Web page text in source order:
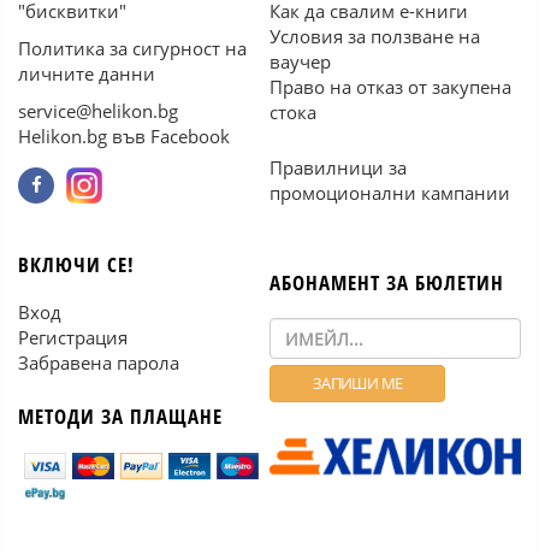
"бисквитки"
Политика за сигурност на
личните данни
service@helikon.bg
Helikon.bg във Facebook
Как да свалим е-книги
Условия за ползване на
ваучер
Право на отказ от закупена
стока
Правилници за
промоционални кампании
ВКЛЮЧИ СЕ!
Вход
Регистрация
Забравена парола
МЕТОДИ ЗА ПЛАЩАНЕ
АБОНАМЕНТ ЗА БЮЛЕТИН